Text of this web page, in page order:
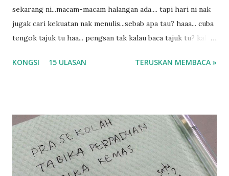
sekarang ni...macam-macam halangan ada.... tapi hari ni nak
jugak cari kekuatan nak menulis...sebab apa tau? haaa... cuba
tengok tajuk tu haa... pengsan tak kalau baca tajuk tu? kalau
tau? yang sebut tu anak aku....diulangi ANAK AKU ....adoiiii
balik keja aku ajak la shah singgah Giant beli barang
sikit...dalam perjalanan dari dalam kereta tu biasalah kan
kami memang akan pimpin anak-anak jalan sampai masuk
dalam... dan kebiasanya bagi anak 4 macam kami ni bahagi-
KONGSI 15 ULASAN TERUSKAN MEMBACA »